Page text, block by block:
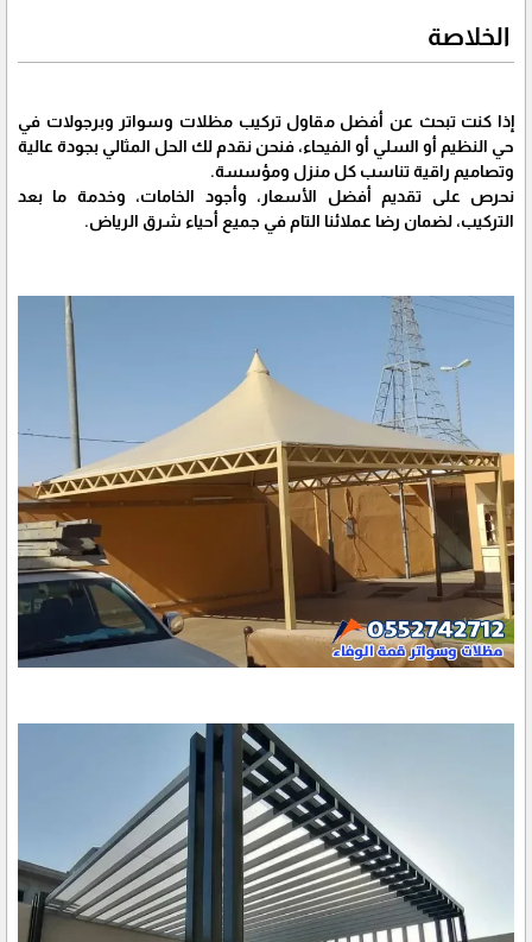
الخلاصة
إذا كنت تبحث عن أفضل مقاول تركيب مظلات وسواتر وبرجولات في
حي النظيم أو السلي أو الفيحاء، فنحن نقدم لك الحل المثالي بجودة عالية
وتصاميم راقية تناسب كل منزل ومؤسسة.
نحرص على تقديم أفضل الأسعار، وأجود الخامات، وخدمة ما بعد
التركيب، لضمان رضا عملائنا التام في جميع أحياء شرق الرياض.